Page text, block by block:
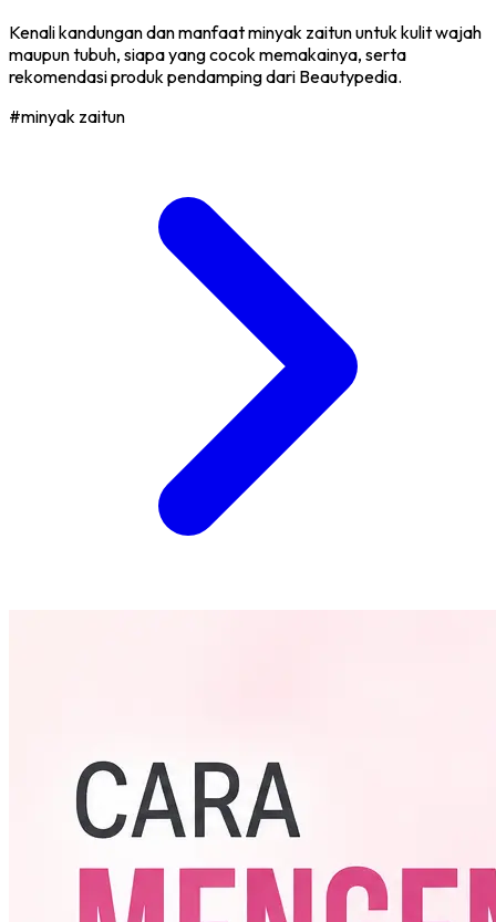
Kenali kandungan dan manfaat minyak zaitun untuk kulit wajah
maupun tubuh, siapa yang cocok memakainya, serta
rekomendasi produk pendamping dari Beautypedia.
#minyak zaitun